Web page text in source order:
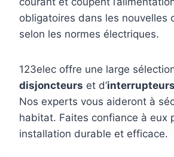
obligatoires dans les nouvelles
selon les normes électriques.
123elec offre une large
disjoncteurs et d’
Nos experts vous aideront à
habitat. Faites confiance à eux
installation durable et efficace.